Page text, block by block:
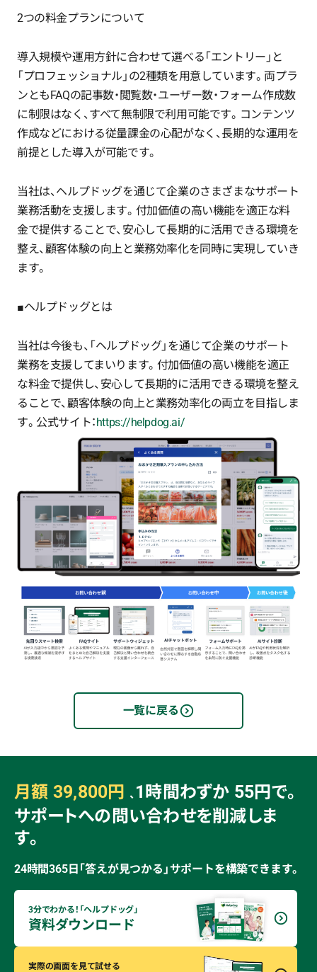
2つの料金プランについて
導入規模や運用方針に合わせて選べる「エントリー」と
「プロフェッショナル」の2種類を用意しています。両プラ
ンともFAQの記事数・閲覧数・ユーザー数・フォーム作成数
に制限はなく、すべて無制限で利用可能です。コンテンツ
作成などにおける従量課金の心配がなく、長期的な運用を
前提とした導入が可能です。
当社は、ヘルプドッグを通じて企業のさまざまなサポート
業務活動を支援します。付加価値の高い機能を適正な料
金で提供することで、安心して長期的に活用できる環境を
整え、顧客体験の向上と業務効率化を同時に実現していき
ます。
■ヘルプドッグとは
当社は今後も、「ヘルプドッグ」を通じて企業のサポート
業務を支援してまいります。付加価値の高い機能を適正
な料金で提供し、安心して長期的に活用できる環境を整え
ることで、顧客体験の向上と業務効率化の両立を目指しま
す。公式サイト：https://helpdog.ai/
一覧に戻る
月額 39,800円 、 1時間わずか 55円で。
サポートへの問い合わせを削減しま
す。
24時間365日「答えが見つかる」サポートを構築できます。
3分でわかる！「ヘルプドッグ」
資料ダウンロード
実際の画面を見て試せる